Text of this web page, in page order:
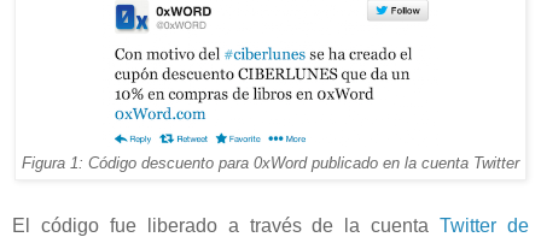
Figura 1: Código descuento para 0xWord publicado en la cuenta Twitter
El código fue liberado a través de la cuentaTwitter de